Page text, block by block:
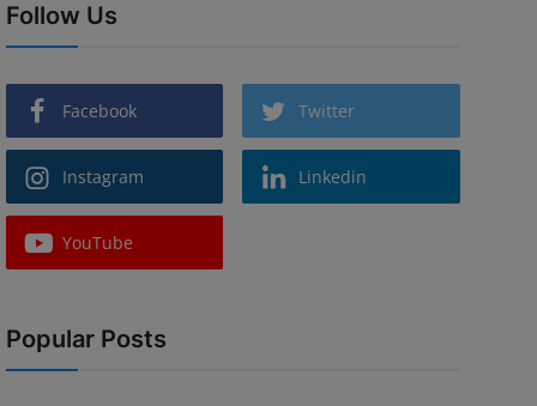
Follow Us
Facebook Twitter
Instagram Linkedin
YouTube
Popular Posts